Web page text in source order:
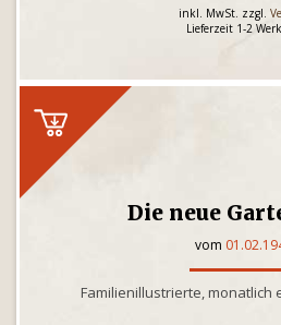
inkl. MwSt. zzgl.
Lieferzeit 1-2
Die neue
vom
Familienillustrierte, monatlich